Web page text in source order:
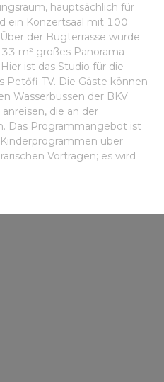
hauptsächlich für
ein Konzertsaal mit 100
der Bugterrasse wurde
m² großes Panorama-
ist das Studio für die
Petőfi-TV. Die Gäste können
Wasserbussen der BKV
die an der
Das Programmangebot ist
über
Vorträgen; es wird